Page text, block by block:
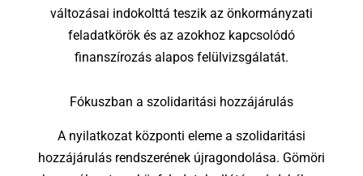
változásai indokolttá teszik az önkormányzati
feladatkörök és az azokhoz kapcsolódó
finanszírozás alapos felülvizsgálatát.
Fókuszban a szolidaritási hozzájárulás
A nyilatkozat központi eleme a szolidaritási
hozzájárulás rendszerének újragondolása. Gömöri